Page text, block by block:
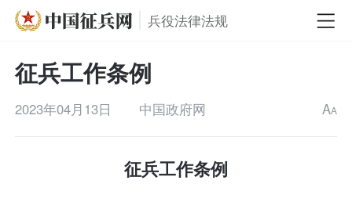
兵役法律法规
征兵工作条例
2023年04月13日 中国政府网 AA
征兵工作条例